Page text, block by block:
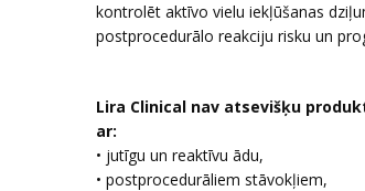
kontrolēt aktīvo vielu iekļūšanas
postprocedurālo reakciju risku un
Lira Clinical nav atsevišķu
ar:
• jutīgu un reaktīvu ādu,
• postprocedurāliem stāvokļiem,